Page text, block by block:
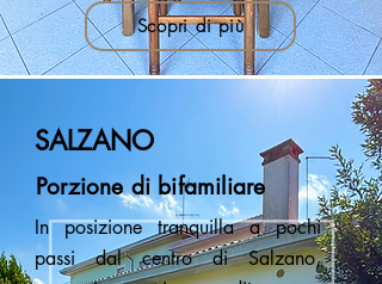
Scopri di più
SALZANO
Porzione di bifamiliare
In posizione tranquilla a pochi
passi dal centro di Salzano,